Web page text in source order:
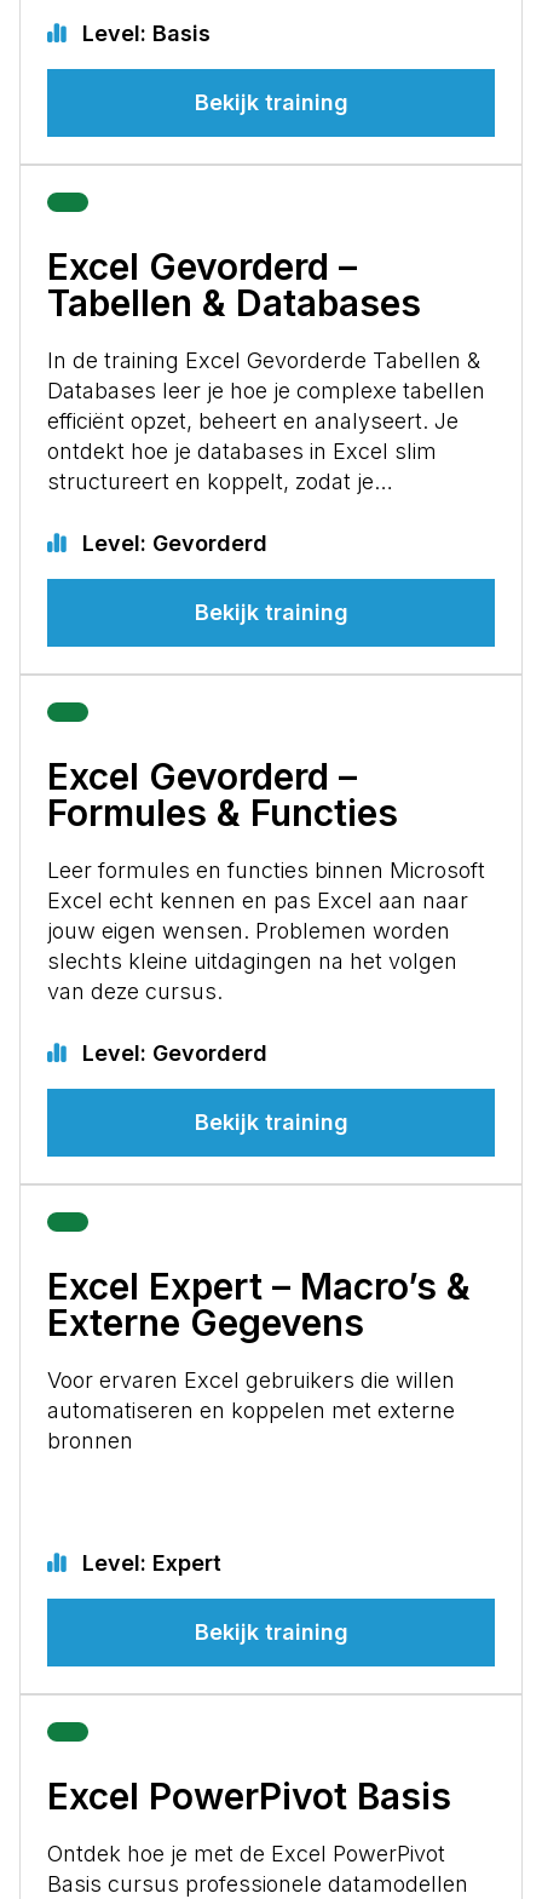
Level: Basis
Bekijk training
Excel Gevorderd –
Tabellen & Databases
In de training Excel Gevorderde Tabellen &
Databases leer je hoe je complexe tabellen
efficiënt opzet, beheert en analyseert. Je
ontdekt hoe je databases in Excel slim
structureert en koppelt, zodat je…
Level: Gevorderd
Bekijk training
Excel Gevorderd –
Formules & Functies
Leer formules en functies binnen Microsoft
Excel echt kennen en pas Excel aan naar
jouw eigen wensen. Problemen worden
slechts kleine uitdagingen na het volgen
van deze cursus.
Level: Gevorderd
Bekijk training
Excel Expert – Macro’s &
Externe Gegevens
Voor ervaren Excel gebruikers die willen
automatiseren en koppelen met externe
bronnen
Level: Expert
Bekijk training
Excel PowerPivot Basis
Ontdek hoe je met de Excel PowerPivot
Basis cursus professionele datamodellen